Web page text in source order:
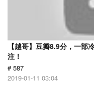
【越哥】豆瓣8.9分，一部
注！
# 587
2019-01-11 03:04